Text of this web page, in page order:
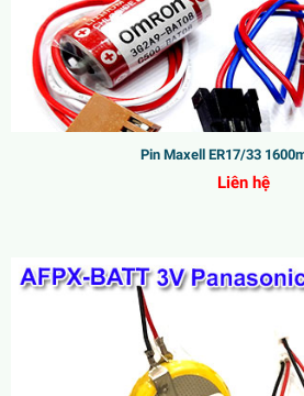
Pin Maxell ER17/33
Liên hệ